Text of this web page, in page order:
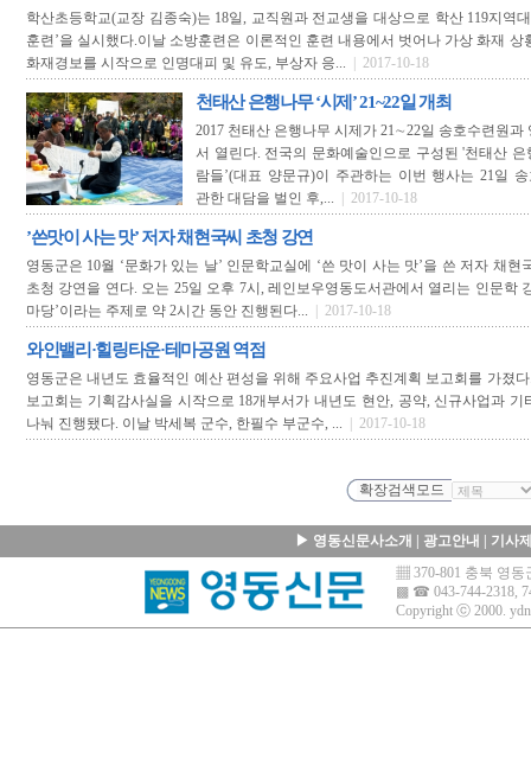
학산초등학교(교장 김종숙)는 18일, 교직원과 전교생을 대상으로 학산 119지역
훈련’을 실시했다.이날 소방훈련은 이론적인 훈련 내용에서 벗어나 가상 화재 상
화재경보를 시작으로 인명대피 및 유도, 부상자 응...
| 2017-10-18
천태산 은행나무 ‘시제’ 21~22일 개최
2017 천태산 은행나무 시제가 21∼22일 송호수련원과
서 열린다. 전국의 문화예술인으로 구성된 '천태산
람들’(대표 양문규)이 주관하는 이번 행사는 21일
관한 대담을 벌인 후,...
| 2017-10-18
’쓴맛이 사는 맛’ 저자 채현국씨 초청 강연
영동군은 10월 ‘문화가 있는 날’ 인문학교실에 ‘쓴 맛이 사는 맛’을 쓴 저자 채현
초청 강연을 연다. 오는 25일 오후 7시, 레인보우영동도서관에서 열리는 인문학
마당’이라는 주제로 약 2시간 동안 진행된다...
| 2017-10-18
와인밸리·힐링타운·테마공원 역점
영동군은 내년도 효율적인 예산 편성을 위해 주요사업 추진계획 보고회를 가졌
보고회는 기획감사실을 시작으로 18개부서가 내년도 현안, 공약, 신규사업과 기
나눠 진행됐다. 이날 박세복 군수, 한필수 부군수, ...
| 2017-10-18
▶ 영동신문사소개 광고안내
기사
▦ 370-801 충북 영
▩ ☎ 043-744-2318,
Copyright ⓒ 2000.